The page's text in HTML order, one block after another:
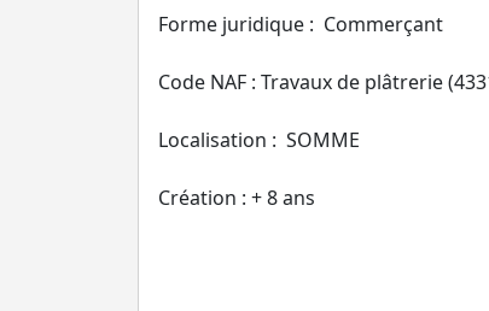
Forme juridique : Commerçant
Code NAF : Travaux de plâtrerie
Localisation : SOMME
Création : + 8 ans